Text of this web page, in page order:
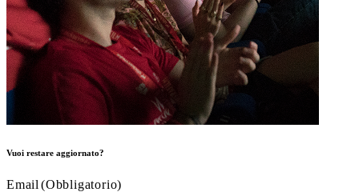
Vuoi restare aggiornato?
Email (Obbligatorio)